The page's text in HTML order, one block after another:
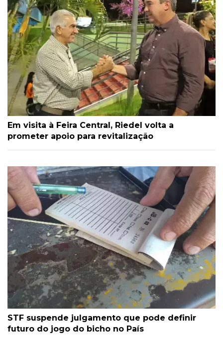
Em visita à Feira Central, Riedel volta a
prometer apoio para revitalização
STF suspende julgamento que pode definir
futuro do jogo do bicho no País